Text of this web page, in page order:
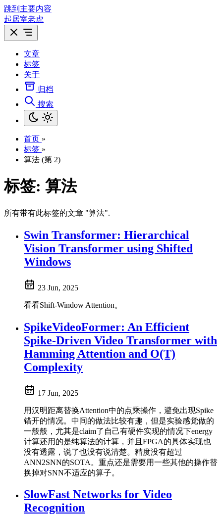
跳到主要内容
起居室老虎
文章
标签
关于
归档
搜索
首页 »
标签 »
算法 (第 2)
标签: 算法
所有带有此标签的文章 "算法".
Swin Transformer: Hierarchical
Vision Transformer using Shifted
Windows
23 Jun, 2025
看看Shift-Window Attention。
SpikeVideoFormer: An Efficient
Spike-Driven Video Transformer with
Hamming Attention and O(T)
Complexity
17 Jun, 2025
用汉明距离替换Attention中的点乘操作，避免出现Spike
错开的情况。中间的做法比较有趣，但是实验感觉做的
一般般，尤其是claim了自己有硬件实现的情况下energy
计算还用的是纯算法的计算，并且FPGA的具体实现也
没有透露，说了也没有说清楚。精度没有超过
ANN2SNN的SOTA。重点还是需要用一些其他的操作替
换掉对SNN不适应的算子。
SlowFast Networks for Video
Recognition